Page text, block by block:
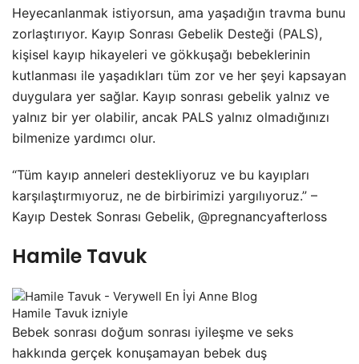
Heyecanlanmak istiyorsun, ama yaşadığın travma bunu
zorlaştırıyor. Kayıp Sonrası Gebelik Desteği (PALS),
kişisel kayıp hikayeleri ve gökkuşağı bebeklerinin
kutlanması ile yaşadıkları tüm zor ve her şeyi kapsayan
duygulara yer sağlar. Kayıp sonrası gebelik yalnız ve
yalnız bir yer olabilir, ancak PALS yalnız olmadığınızı
bilmenize yardımcı olur.
“Tüm kayıp anneleri destekliyoruz ve bu kayıpları
karşılaştırmıyoruz, ne de birbirimizi yargılıyoruz.” –
Kayıp Destek Sonrası Gebelik, @pregnancyafterloss
Hamile Tavuk
Hamile Tavuk izniyle
Bebek sonrası doğum sonrası iyileşme ve seks
hakkında gerçek konuşamayan bebek duş